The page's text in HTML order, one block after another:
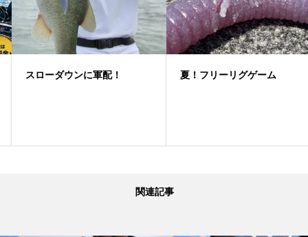
スローダウンに軍配！ 夏！フリーリグゲーム
関連記事